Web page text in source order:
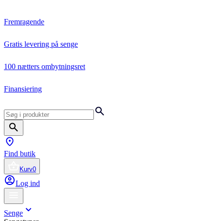
Fremragende
Gratis levering på senge
100 nætters ombytningsret
Finansiering
Find butik
Kurv0
Log ind
Senge